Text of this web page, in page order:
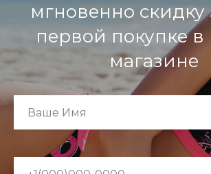
мгновенно скидку
первой покупке
магазине